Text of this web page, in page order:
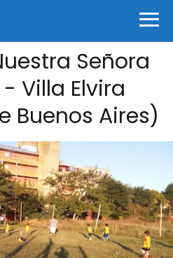
Señora
Villa Elvira
Buenos Aires)